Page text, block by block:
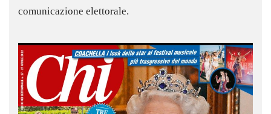
comunicazione elettorale.